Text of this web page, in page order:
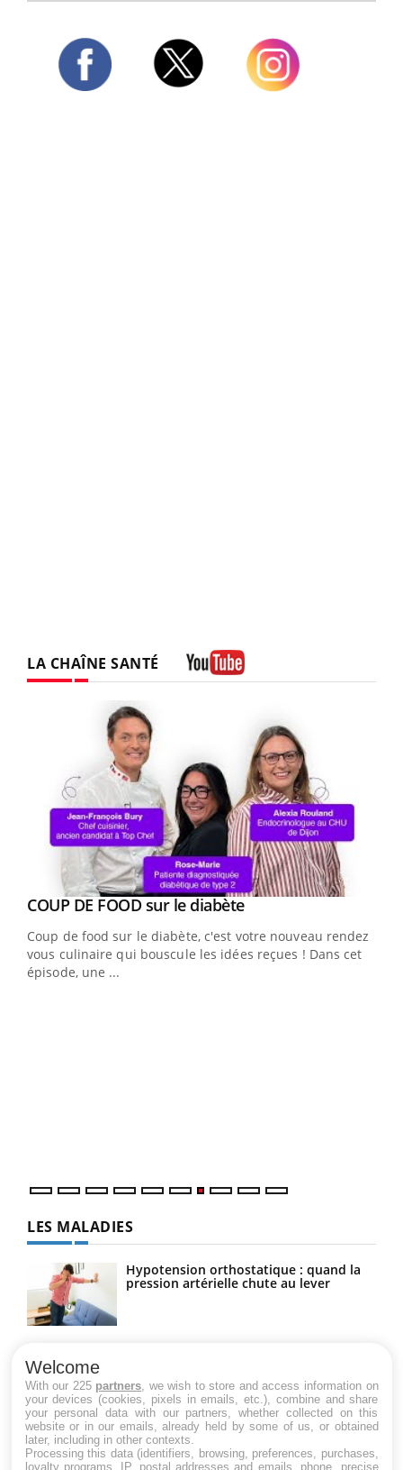
LA CHAÎNE SANTÉ
Youtube
COUP DE FOOD sur le diabèteYoutube
Coup de food sur le diabète, c'est votre nouveau rendez-
vous culinaire qui bouscule les idées reçues ! Dans cet
épisode, une ...
LES MALADIES
Hypotension orthostatique : quand la
pression artérielle chute au lever
Maladie de Charcot (Sclérose latérale
amyotrophique)
Welcome
With our 225 partners , we wish to store and access information on
your devices (cookies, pixels in emails, etc.), combine and share
your personal data with our partners, whether collected on this
website or in our emails, already held by some of us, or obtained
later, including in other contexts.
Processing this data (identifiers, browsing, preferences, purchases,
loyalty programs, IP, postal addresses and emails, phone, precise